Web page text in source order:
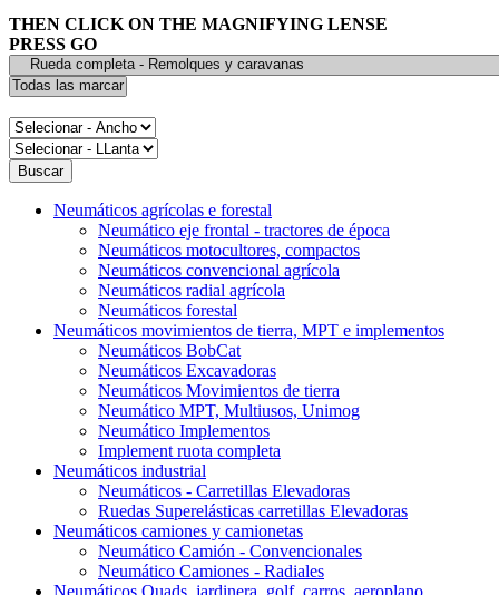
THEN CLICK ON THE MAGNIFYING LENSE
PRESS GO
Neumáticos agrícolas e forestal
Neumático eje frontal - tractores de época
Neumáticos motocultores, compactos
Neumáticos convencional agrícola
Neumáticos radial agrícola
Neumáticos forestal
Neumáticos movimientos de tierra, MPT e implementos
Neumáticos BobCat
Neumáticos Excavadoras
Neumáticos Movimientos de tierra
Neumático MPT, Multiusos, Unimog
Neumático Implementos
Implement ruota completa
Neumáticos industrial
Neumáticos - Carretillas Elevadoras
Ruedas Superelásticas carretillas Elevadoras
Neumáticos camiones y camionetas
Neumático Camión - Convencionales
Neumático Camiones - Radiales
Neumáticos Quads, jardinera, golf, carros, aeroplano